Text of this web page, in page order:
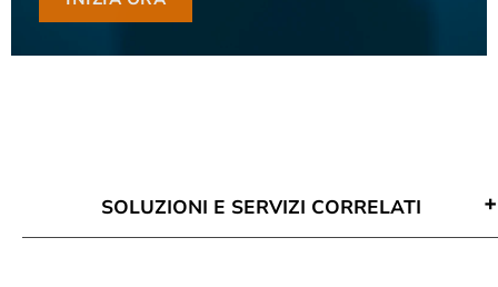
SOLUZIONI E SERVIZI CORRELATI